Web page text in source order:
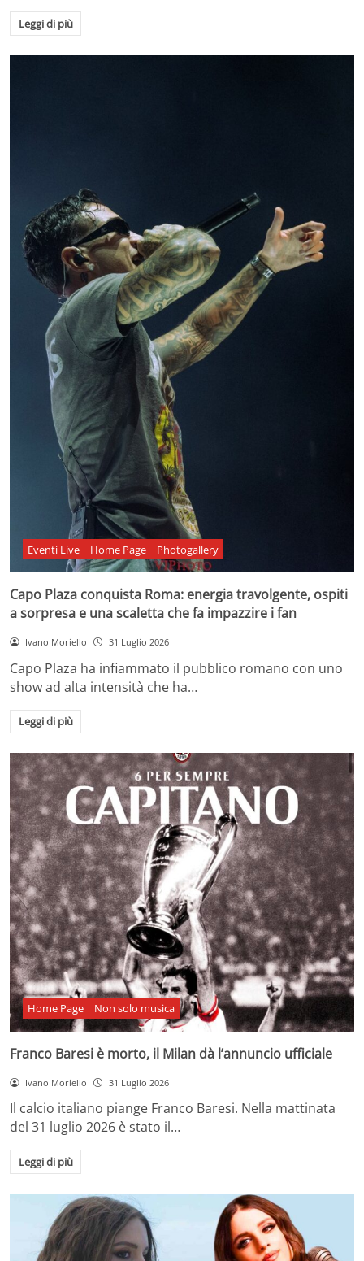
Leggi di più
Eventi Live Home Page Photogallery
Capo Plaza conquista Roma: energia travolgente, ospiti
a sorpresa e una scaletta che fa impazzire i fan
Ivano Moriello 31 Luglio 2026
Capo Plaza ha infiammato il pubblico romano con uno
show ad alta intensità che ha…
Leggi di più
Home Page Non solo musica
Franco Baresi è morto, il Milan dà l’annuncio ufficiale
Ivano Moriello 31 Luglio 2026
Il calcio italiano piange Franco Baresi. Nella mattinata
del 31 luglio 2026 è stato il…
Leggi di più